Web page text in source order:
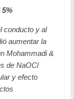
conducto y al
aumentar la
Mohammadi &
de NaOCl
y efecto